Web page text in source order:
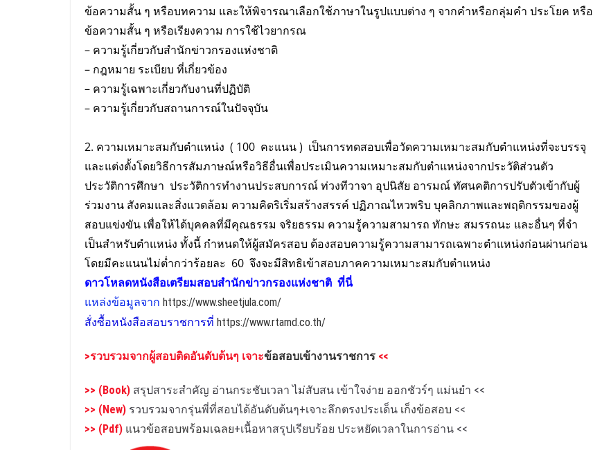
ข้อความสั้น ๆ หรือบทความ และให้พิจารณาเลือกใช้ภาษาในรูปแบบต่าง ๆ จากคําหรือกลุ่มคํา ประโยค หรือ
ข้อความสั้น ๆ หรือเรียงความ การใช้ไวยากรณ
– ความรู้เกี่ยวกับสำนักข่าวกรองแห่งชาติ
– กฎหมาย ระเบียบ ที่เกี่ยวข้อง
– ความรู้เฉพาะเกี่ยวกับงานที่ปฏิบัติ
– ความรู้เกี่ยวกับสถานการณ์ในปัจจุบัน
2. ความเหมาะสมกับตำแหน่ง ( 100 คะแนน ) เป็นการทดสอบเพื่อวัดความเหมาะสมกับตําแหน่งที่จะบรรจุ
และแต่งตั้งโดยวิธีการสัมภาษณ์หรือวิธีอื่นเพื่อประเมินความเหมาะสมกับตําแหน่งจากประวัติส่วนตัว
ประวัติการศึกษา ประวัติการทํางานประสบการณ์ ท่วงทีวาจา อุปนิสัย อารมณ์ ทัศนคติการปรับตัวเข้ากับผู้
ร่วมงาน สังคมและสิ่งแวดล้อม ความคิดริเริ่มสร้างสรรค์ ปฏิภาณไหวพริบ บุคลิกภาพและพฤติกรรมของผู้
สอบแข่งขัน เพื่อให้ได้บุคคลที่มีคุณธรรม จริยธรรม ความรู้ความสามารถ ทักษะ สมรรถนะ และอื่นๆ ที่จํา
เป็นสําหรับตําแหน่ง ทั้งนี้ กําหนดให้ผู้สมัครสอบ ต้องสอบความรู้ความสามารถเฉพาะตําแหน่งก่อนผ่านก่อน
โดยมีคะแนนไม่ต่ำกว่าร้อยละ 60 จึงจะมีสิทธิเข้าสอบภาคความเหมาะสมกับตําแหน่ง
ดาวโหลดหนังสือเตรียมสอบสำนักข่าวกรองแห่งชาติ ที่นี่
แหล่งข้อมูลจาก https://www.sheetjula.com/
สั่งซื้อหนังสือสอบราชการที่ https://www.rtamd.co.th/
>รวบรวมจากผู้สอบติดอันดับต้นๆ เจาะข้อสอบเข้างานราชการ <<
>> (Book) สรุปสาระสำคัญ อ่านกระชับเวลา ไม่สับสน เข้าใจง่าย ออกชัวร์ๆ แม่นยำ <<
>> (New) รวบรวมจากรุ่นพี่ที่สอบได้อันดับต้นๆ+เจาะลึกตรงประเด็น เก็งข้อสอบ <<
>> (Pdf) แนวข้อสอบพร้อมเฉลย+เนื้อหาสรุปเรียบร้อย ประหยัดเวลาในการอ่าน <<